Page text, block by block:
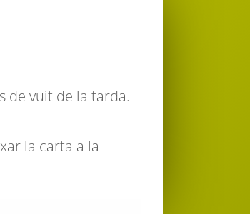
de vuit de la tarda.
la carta a la